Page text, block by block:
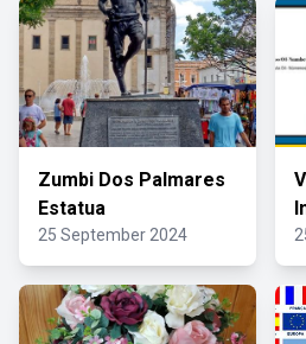
Zumbi Dos Palmares
Estatua
25 September 2024